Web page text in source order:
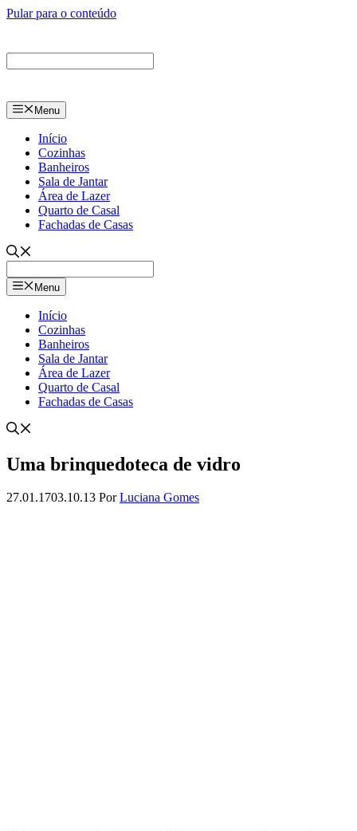
Pular para o conteúdo
Menu
Início
Cozinhas
Banheiros
Sala de Jantar
Área de Lazer
Quarto de Casal
Fachadas de Casas
Menu
Início
Cozinhas
Banheiros
Sala de Jantar
Área de Lazer
Quarto de Casal
Fachadas de Casas
Uma brinquedoteca de vidro
27.01.1703.10.13 PorLuciana Gomes